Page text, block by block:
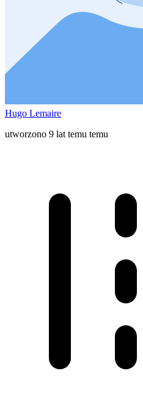
Hugo Lemaire
utworzono 9 lat temu temu